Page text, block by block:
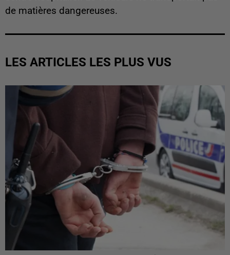
de matières dangereuses.
LES ARTICLES LES PLUS VUS